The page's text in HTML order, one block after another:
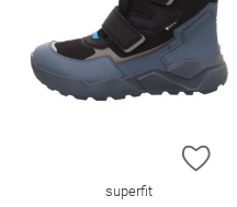
superfit